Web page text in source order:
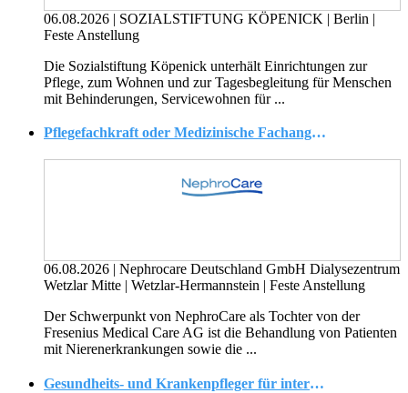
06.08.2026 | SOZIALSTIFTUNG KÖPENICK | Berlin |
Feste Anstellung
Die Sozialstiftung Köpenick unterhält Einrichtungen zur
Pflege, zum Wohnen und zur Tagesbegleitung für Menschen
mit Behinderungen, Servicewohnen für ...
Pflegefachkraft oder Medizinische Fachangestellte (m/w/d) für die Dialyse
06.08.2026 | Nephrocare Deutschland GmbH Dialysezentrum
Wetzlar Mitte | Wetzlar-Hermannstein | Feste Anstellung
Der Schwerpunkt von NephroCare als Tochter von der
Fresenius Medical Care AG ist die Behandlung von Patienten
mit Nierenerkrankungen sowie die ...
Gesundheits- und Krankenpfleger für internistische Station 1 (w/m/d)